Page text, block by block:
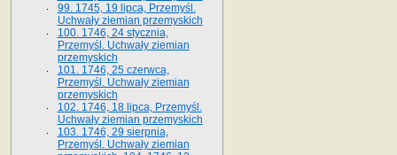
99. 1745, 19 lipca, Przemyśl.
Uchwały ziemian przemyskich
100. 1746, 24 stycznia,
Przemyśl. Uchwały ziemian
przemyskich
101. 1746, 25 czerwca,
Przemyśl. Uchwały ziemian
przemyskich
102. 1746, 18 lipca, Przemyśl.
Uchwały ziemian przemyskich
103. 1746, 29 sierpnia,
Przemyśl. Uchwały ziemian